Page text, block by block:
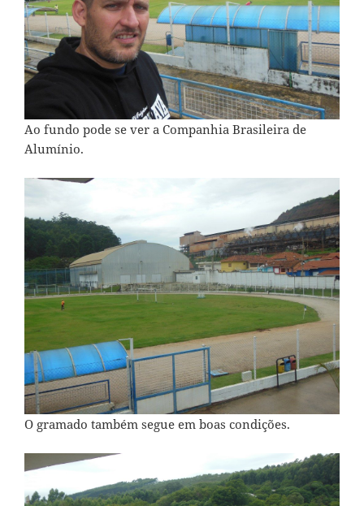
Ao fundo pode se ver a Companhia Brasileira de
Alumínio.
O gramado também segue em boas condições.